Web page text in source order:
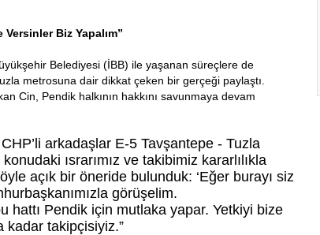
Biz Yapalım”
Belediyesi (İBB) ile yaşanan süreçlere de
metrosuna dair dikkat çeken bir gerçeği paylaştı.
Cin, Pendik halkının hakkını savunmaya devam
arkadaşlar E-5 Tavşantepe - Tuzla
ısrarımız ve takibimiz kararlılıkla
açık bir öneride bulunduk: ‘Eğer burayı siz
görüşelim.
hattı Pendik için mutlaka yapar. Yetkiyi bize
kadar takipçisiyiz.”